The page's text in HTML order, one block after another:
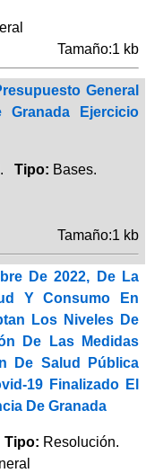
Tamaño:1 kb
General
Granada Ejercicio
Tipo: Bases.
Tamaño:1 kb
De 2022, De La
Y Consumo En
Los Niveles De
De Las Medidas
De Salud Pública
19 Finalizado El
De Granada
Tipo: Resolución.